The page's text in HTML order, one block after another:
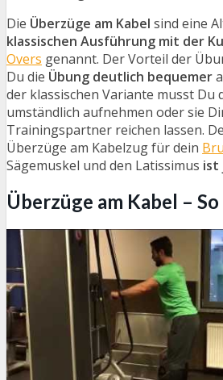
Die Überzüge am Kabel sind eine
klassischen Ausführung mit der
Overs genannt. Der Vorteil der
Du die Übung deutlich bequemer
der klassischen Variante musst Du
umständlich aufnehmen oder sie
Trainingspartner reichen lassen.
Überzüge am Kabelzug für dein
Sägemuskel und den Latissimus ist
Überzüge am Kabel – So